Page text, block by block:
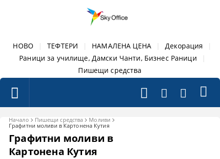
НОВО ТЕФТЕРИ НАМАЛЕНА ЦЕНА Декорация
Раници за училище, Дамски Чанти, Бизнес Раници
Пишещи средства
Начало Пишещи средства
Моливи
Графитни моливи в Картонена Кутия
Графитни моливи в
Картонена Кутия